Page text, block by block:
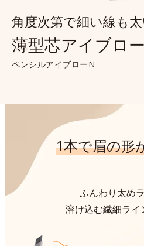
角度次第で細い線も太
薄型芯アイブロー
ペンシルアイブローN
1本で眉の形
ふんわり太めラ
溶け込む繊細ライ